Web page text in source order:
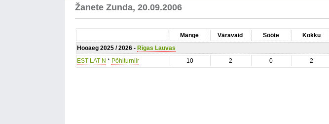
Žanete Zunda, 20.09.2006
Mänge Väravaid Sööte
Kokku
Hooaeg 2025 / 2026 - Rīgas Lauvas
EST-LAT N * Põhiturniir 10 2 0 2